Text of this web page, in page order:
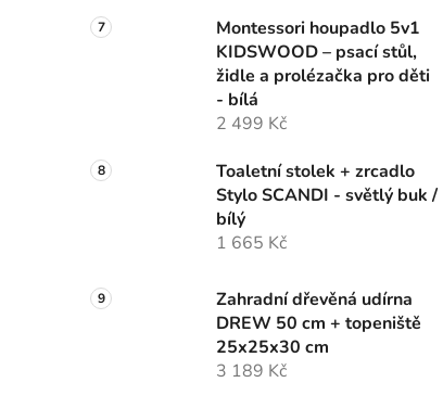
Montessori houpadlo 5v1
KIDSWOOD – psací stůl,
židle a prolézačka pro děti
- bílá
2 499 Kč
Toaletní stolek + zrcadlo
Stylo SCANDI - světlý buk /
bílý
1 665 Kč
Zahradní dřevěná udírna
DREW 50 cm + topeniště
25x25x30 cm
3 189 Kč